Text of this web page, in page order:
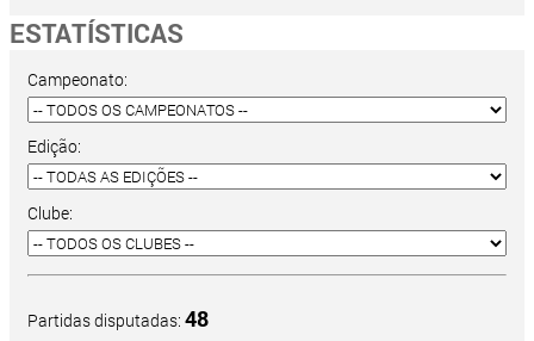
ESTATÍSTICAS
Campeonato:
Edição:
Clube:
Partidas disputadas: 48